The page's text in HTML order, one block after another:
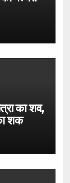
का शव,
शक